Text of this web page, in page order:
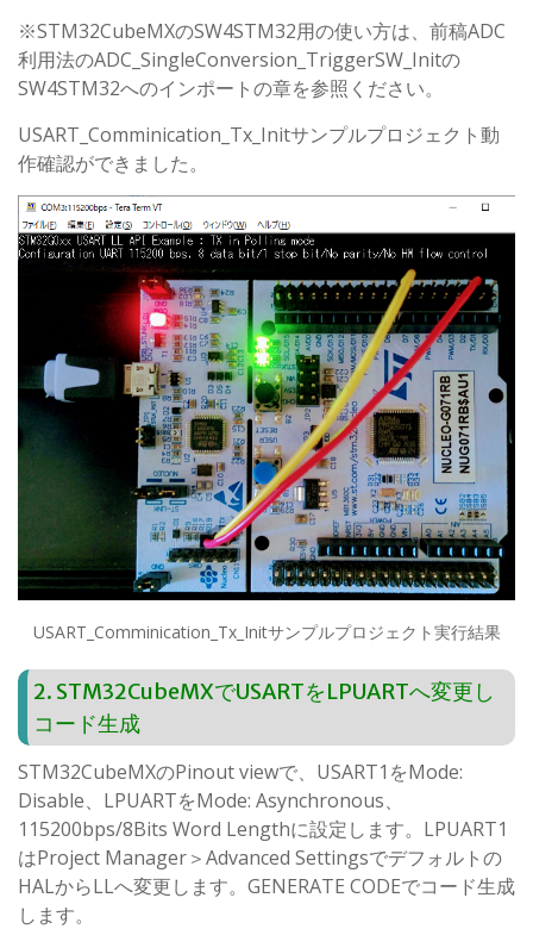
※STM32CubeMXのSW4STM32用の使い方は、前稿ADC
利用法のADC_SingleConversion_TriggerSW_Initの
SW4STM32へのインポートの章を参照ください。
USART_Comminication_Tx_Initサンプルプロジェクト動
作確認ができました。
USART_Comminication_Tx_Initサンプルプロジェクト実行結果
2. STM32CubeMXでUSARTをLPUARTへ変更し
コード生成
STM32CubeMXのPinout viewで、USART1をMode:
Disable、LPUARTをMode: Asynchronous、
115200bps/8Bits Word Lengthに設定します。LPUART1
はProject Manager＞Advanced Settingsでデフォルトの
HALからLLへ変更します。GENERATE CODEでコード生成
します。